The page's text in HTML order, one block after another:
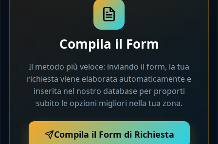
Compila il Form
Il metodo più veloce: inviando il form, la tua
richiesta viene elaborata automaticamente e
inserita nel nostro database per proporti
subito le opzioni migliori nella tua zona.
Compila il Form di Richiesta